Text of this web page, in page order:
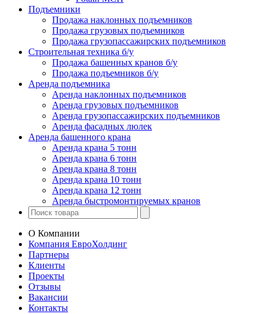
Подъемники
Продажа наклонных подъемников
Продажа грузовых подъемников
Продажа грузопассажирских подъемников
Строительная техника б/у
Продажа башенных кранов б/у
Продажа подъемников б/у
Аренда подъемника
Аренда наклонных подъемников
Аренда грузовых подъемников
Аренда грузопассажирских подъемников
Аренда фасадных люлек
Аренда башенного крана
Аренда крана 5 тонн
Аренда крана 6 тонн
Аренда крана 8 тонн
Аренда крана 10 тонн
Аренда крана 12 тонн
Аренда быстромонтируемых кранов
О Компании
Компания ЕвроХолдинг
Партнеры
Клиенты
Проекты
Отзывы
Вакансии
Контакты